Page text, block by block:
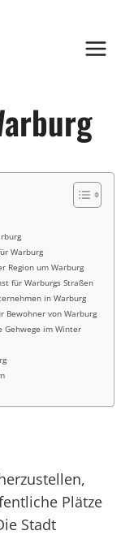
Warburg
Region um Warburg
für Warburgs Straßen
in Warburg
Bewohner von Warburg
Gehwege im Winter
Plätze
Stadt